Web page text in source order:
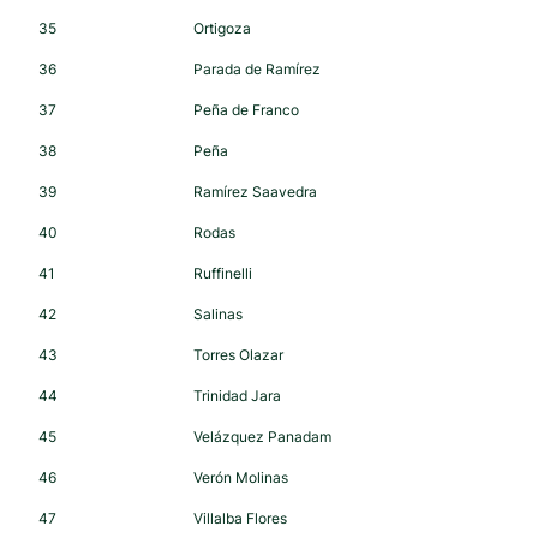
35 Ortigoza
36 Parada de Ramírez
37 Peña de Franco
38 Peña
39 Ramírez Saavedra
40 Rodas
41 Ruffinelli
42 Salinas
43 Torres Olazar
44 Trinidad Jara
45 Velázquez Panadam
46 Verón Molinas
47 Villalba Flores